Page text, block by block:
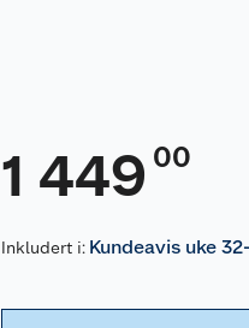
1 449 00
Inkludert i: Kundeavis uke